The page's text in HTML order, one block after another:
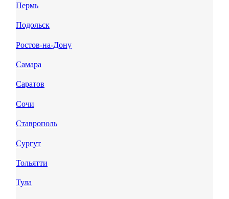
Пермь
Подольск
Ростов-на-Дону
Самара
Саратов
Сочи
Ставрополь
Сургут
Тольятти
Тула